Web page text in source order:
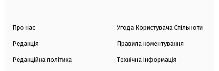
Про нас
Редакція
Редакційна політика
Угода Користувача Спільноти
Правила коментування
Технічна інформація